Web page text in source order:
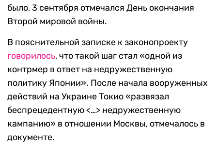
было, 3 сентября отмечался День окончания
Второй мировой войны.
В пояснительной записке к законопроекту
говорилось, что такой шаг стал «одной из
контрмер в ответ на недружественную
политику Японии». После начала вооруженных
действий на Украине Токио «развязал
беспрецедентную <…> недружественную
кампанию» в отношении Москвы, отмечалось в
документе.